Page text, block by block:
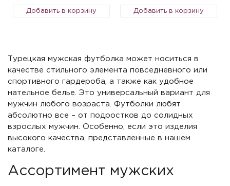
Добавить в корзину Добавить в корзину
Турецкая мужская футболка может носиться в
качестве стильного элемента повседневного или
спортивного гардероба, а также как удобное
нательное белье. Это универсальный вариант для
мужчин любого возраста. Футболки любят
абсолютно все – от подростков до солидных
взрослых мужчин. Особенно, если это изделия
высокого качества, представленные в нашем
каталоге.
Ассортимент мужских